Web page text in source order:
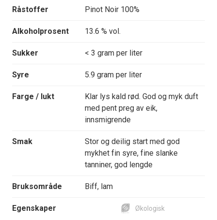
Råstoffer Pinot Noir 100%
Alkoholprosent 13.6 % vol.
Sukker < 3 gram per liter
Syre 5.9 gram per liter
Farge / lukt
Klar lys kald rød. God og myk duft
med pent preg av eik,
innsmigrende
Smak
Stor og deilig start med god
mykhet fin syre, fine slanke
tanniner, god lengde
Bruksområde Biff, lam
Egenskaper Økologisk